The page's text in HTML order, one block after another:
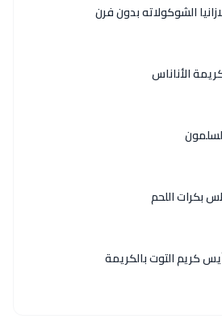
الشوكولاته بدون فرن
الأناناس
بكرات اللحم
كريم التوت بالكريمة